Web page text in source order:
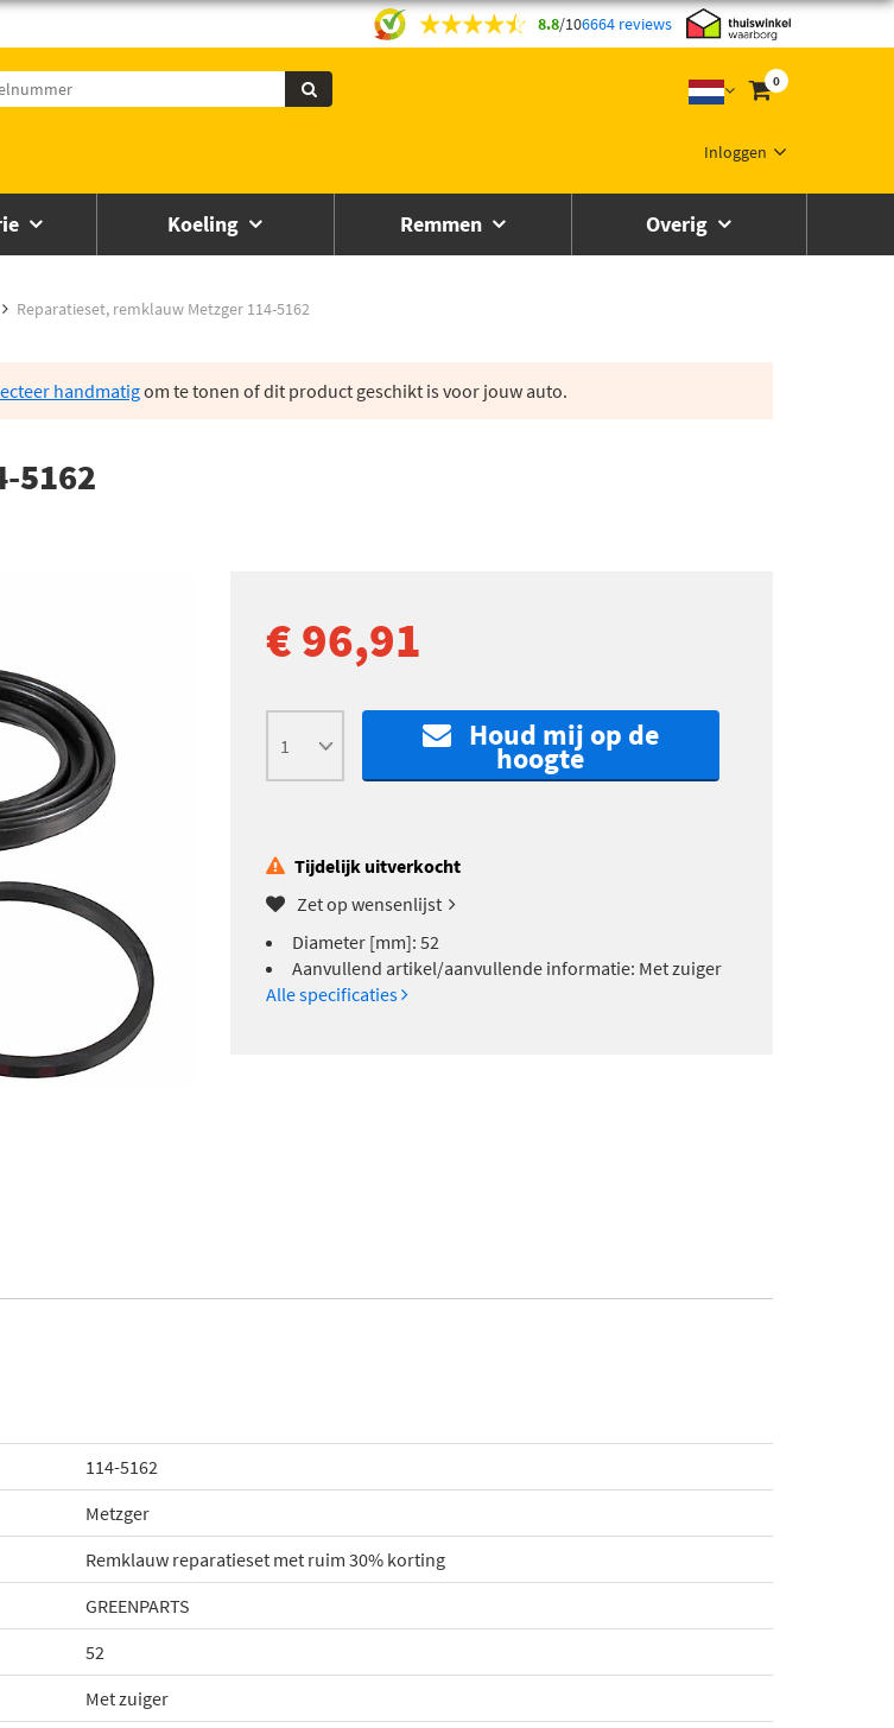
8.8/106664 reviews
0
Inloggen
Koeling Remmen Overig
Reparatieset, remklauw Metzger 114-5162
handmatigom te tonen of dit product geschikt is voor jouw auto.
5162
€ 96,91
Houd mij op de
hoogte
Tijdelijk uitverkocht
Zet op wensenlijst
Diameter [mm]: 52
Aanvullend artikel/aanvullende informatie: Met zuiger
Alle specificaties
114-5162
Metzger
Remklauw reparatieset met ruim 30% korting
GREENPARTS
52
Met zuiger